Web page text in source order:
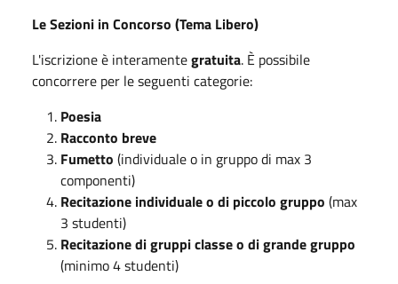
Le Sezioni in Concorso (Tema Libero)
L'iscrizione è interamentegratuita. È possibile
concorrere per le seguenti categorie:
Poesia
Racconto breve
Fumetto (individuale o in gruppo di max 3
componenti)
Recitazione individuale o di piccolo gruppo (max
3 studenti)
Recitazione di gruppi classe o di grande gruppo
(minimo 4 studenti)